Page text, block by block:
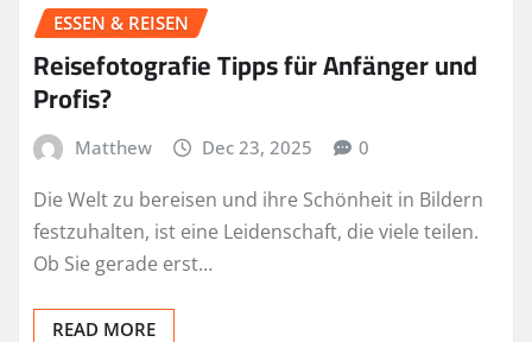
ESSEN & REISEN
Reisefotografie Tipps für Anfänger und
Profis?
Matthew Dec 23, 2025 0
Die Welt zu bereisen und ihre Schönheit in Bildern
festzuhalten, ist eine Leidenschaft, die viele teilen.
Ob Sie gerade erst…
READ MORE